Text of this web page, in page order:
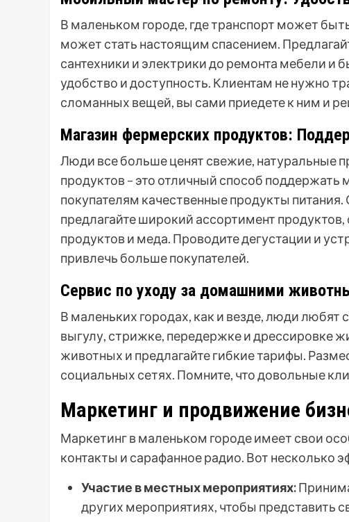
В маленьком городе, где транспорт может
может стать настоящим спасением.
сантехники и электрики до ремонта мебели и
удобство и доступность. Клиентам не нужно
сломанных вещей, вы сами приедете к ним и
Магазин фермерских продуктов:
Люди все больше ценят свежие, натуральные
продуктов – это отличный способ
покупателям качественные продукты
предлагайте широкий ассортимент
продуктов и меда. Проводите дегустации и
привлечь больше покупателей.
Сервис по уходу за домашними
В маленьких городах, как и везде, люди любят
выгулу, стрижке, передержке и дрессировке
животных и предлагайте гибкие тарифы.
социальных сетях. Помните, что довольные
Маркетинг и продвижение
Маркетинг в маленьком городе имеет свои
контакты и сарафанное радио. Вот несколько
Участие в местных мероприятиях:
других мероприятиях, чтобы представить